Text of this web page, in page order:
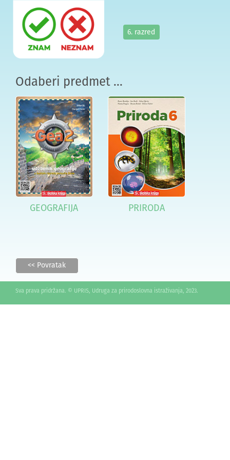
6. razred
Odaberi predmet ...
GEOGRAFIJA PRIRODA
<< Povratak
Sva prava pridržana. © UPRIS, Udruga za prirodoslovna istraživanja, 2023.